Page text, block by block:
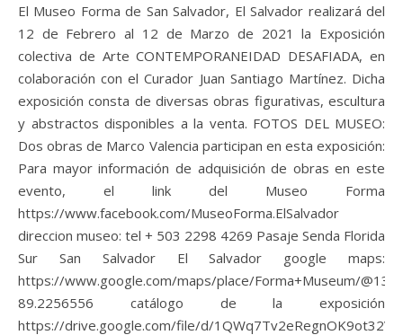
El Museo Forma de San Salvador, El Salvador realizará del
12 de Febrero al 12 de Marzo de 2021 la Exposición
colectiva de Arte CONTEMPORANEIDAD DESAFIADA, en
colaboración con el Curador Juan Santiago Martínez. Dicha
exposición consta de diversas obras figurativas, escultura
y abstractos disponibles a la venta. FOTOS DEL MUSEO:
Dos obras de Marco Valencia participan en esta exposición:
Para mayor información de adquisición de obras en este
evento, el link del Museo Forma
https://www.facebook.com/MuseoForma.ElSalvador
direccion museo: tel + 503 2298 4269 Pasaje Senda Florida
Sur San Salvador El Salvador google maps:
https://www.google.com/maps/place/Forma+Museum/
89.2256556 catálogo de la exposición
https://drive.google.com/file/d/